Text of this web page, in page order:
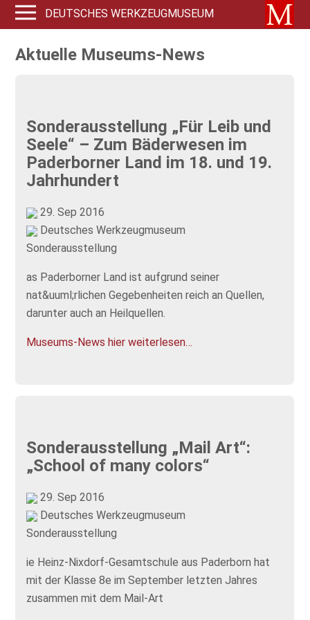
DEUTSCHES WERKZEUGMUSEUM
Aktuelle Museums-News
Sonderausstellung „Für Leib und
Seele“ – Zum Bäderwesen im
Paderborner Land im 18. und 19.
Jahrhundert
29. Sep 2016
Deutsches Werkzeugmuseum
Sonderausstellung
as Paderborner Land ist aufgrund seiner
nat&uuml;rlichen Gegebenheiten reich an Quellen,
darunter auch an Heilquellen.
Museums-News hier weiterlesen…
Sonderausstellung „Mail Art“:
„School of many colors“
29. Sep 2016
Deutsches Werkzeugmuseum
Sonderausstellung
ie Heinz-Nixdorf-Gesamtschule aus Paderborn hat
mit der Klasse 8e im September letzten Jahres
zusammen mit dem Mail-Art